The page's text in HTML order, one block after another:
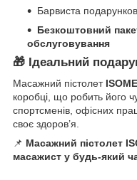
Барвиста
Безкоштовний
обслуговування
🎁 Ідеальний
Масажний пістолет
коробці, що робить його
спортсменів, офісних
своє здоров’я.
📌 Масажний пістолет
масажист у будь-який